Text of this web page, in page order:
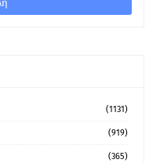
(1131)
(919)
(365)